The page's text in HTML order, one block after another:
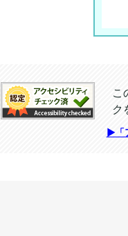
追加情報：アクセシ
こ
ク
▶「